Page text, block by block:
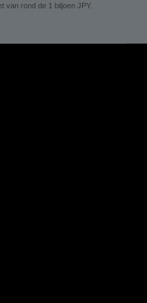
van rond de 1 biljoen JPY.